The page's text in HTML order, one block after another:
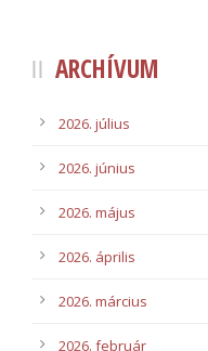
ARCHÍVUM
2026. július
2026. június
2026. május
2026. április
2026. március
2026. február